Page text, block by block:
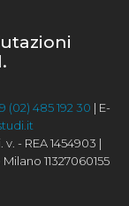
(02) 485 192 30 | E-
- REA 1454903 |
11327060155